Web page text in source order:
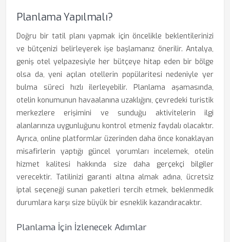
Planlama Yapılmalı?
Doğru bir tatil planı yapmak için öncelikle beklentilerinizi
ve bütçenizi belirleyerek işe başlamanız önerilir. Antalya,
geniş otel yelpazesiyle her bütçeye hitap eden bir bölge
olsa da, yeni açılan otellerin popülaritesi nedeniyle yer
bulma süreci hızlı ilerleyebilir. Planlama aşamasında,
otelin konumunun havaalanına uzaklığını, çevredeki turistik
merkezlere erişimini ve sunduğu aktivitelerin ilgi
alanlarınıza uygunluğunu kontrol etmeniz faydalı olacaktır.
Ayrıca, online platformlar üzerinden daha önce konaklayan
misafirlerin yaptığı güncel yorumları incelemek, otelin
hizmet kalitesi hakkında size daha gerçekçi bilgiler
verecektir. Tatilinizi garanti altına almak adına, ücretsiz
iptal seçeneği sunan paketleri tercih etmek, beklenmedik
durumlara karşı size büyük bir esneklik kazandıracaktır.
Planlama İçin İzlenecek Adımlar